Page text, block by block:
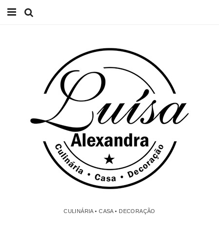
CULINÁRIA • CASA • DECORAÇÃO